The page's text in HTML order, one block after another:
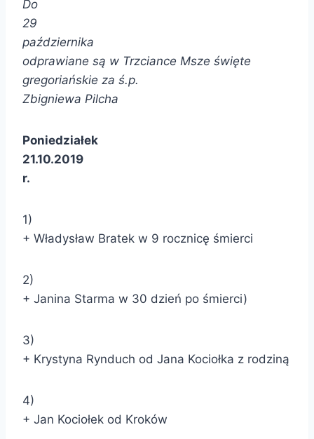
Do
29
października
odprawiane są w Trzciance Msze święte
gregoriańskie za ś.p.
Zbigniewa Pilcha
Poniedziałek
21.10.2019
r.
1)
+ Władysław Bratek w 9 rocznicę śmierci
2)
+ Janina Starma w 30 dzień po śmierci)
3)
+ Krystyna Rynduch od Jana Kociołka z rodziną
4)
+ Jan Kociołek od Kroków